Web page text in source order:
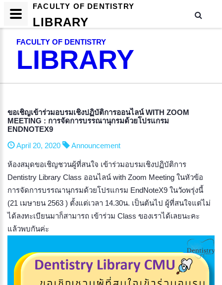
FACULTY OF DENTISTRY
LIBRARY
ขอเชิญเข้าร่วมอบรมเชิงปฏิบัติการออนไลน์ WITH ZOOM
MEETING : การจัดการบรรณานุกรมด้วยโปรแกรม
ENDNOTEX9
April 20, 2020
Announcement
ห้องสมุดขอเชิญชวนผู้ที่สนใจ เข้าร่วมอบรมเชิงปฏิบัติการ
Dentistry Library Class ออนไลน์ with Zoom Meeting ในหัวข้อ
การจัดการบรรณานุกรมด้วยโปรแกรม EndNoteX9 ในวัoพรุ่งนี้
(21 เมษายน 2563 ) ตั้งแต่เวลา 14.30น. เป็นต้นไป ผู้ที่สนใจแต่ไม่
ได้ลงทะเบียนมาก็สามารถ เข้าร่วม Class ของเราได้เลยนะคะ
แล้วพบกันค่ะ
FACULTY OF DENTISTRY
LIBRARY